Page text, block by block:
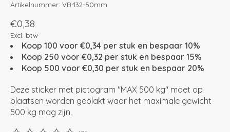
Artikelnummer: VB-132-50mm
€0,38
Excl. btw
Koop 100 voor €0,34 per stuk en bespaar 10%
Koop 250 voor €0,32 per stuk en bespaar 15%
Koop 500 voor €0,30 per stuk en bespaar 20%
Deze sticker met pictogram "MAX 500 kg" moet op
plaatsen worden geplakt waar het maximale gewicht
500 kg mag zijn.